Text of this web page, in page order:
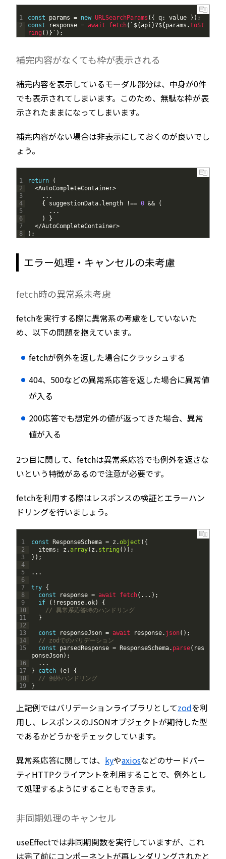
1
2
const params = new URLSearchParams ( { q: value } ) ;
const
response = await fetch( ` ${api}?${ params .toSt
ring ( ) } ` ) ;
補完内容がなくても枠が表示される
補完内容を表示しているモーダル部分は、中身が0件
でも表示されてしまいます。このため、無駄な枠が表
示されたままになってしまいます。
補完内容がない場合は非表示にしておくのが良いでし
ょう。
1
2
3
4
5
6
7
8
return
(
<AutoCompleteContainer>
. . .
{
suggestionData. length !== 0 &&
(
. . .
)
}
</AutoCompleteContainer>
) ;
エラー処理・キャンセルの未考慮
fetch時の異常系未考慮
fetchを実行する際に異常系の考慮をしていないた
め、以下の問題を抱えています。
fetchが例外を返した場合にクラッシュする
404、500などの異常系応答を返した場合に異常値
が入る
200応答でも想定外の値が返ってきた場合、異常
値が入る
2つ目に関して、fetchは異常系応答でも例外を返さな
いという特徴があるので注意が必要です。
fetchを利用する際はレスポンスの検証とエラーハン
ドリングを行いましょう。
1
2
3
4
5
6
7
8
9
10
11
12
13
14
15
16
17
18
19
const ResponseSchema = z .object ( {
items : z .array( z . string ( ) ) ;
} ) ;
. . .
try {
const
response = await fetch( . . . ) ;
if
( ! response.ok)
{
// 異常系応答時のハンドリング
}
const responseJson = await response. json( ) ;
// zodでのバリデーション
const
parsedResponse = ResponseSchema. parse( res
ponseJson) ;
. . .
}
catch (e)
{
// 例外ハンドリング
}
上記例ではバリデーションライブラリとしてzodを利
用し、レスポンスのJSONオブジェクトが期待した型
であるかどうかをチェックしています。
異常系応答に関しては、 kyやaxiosなどのサードパー
ティHTTPクライアントを利用することで、例外とし
て処理するようにすることもできます。
非同期処理のキャンセル
useEffectでは非同期関数を実行していますが、これ
は完了前にコンポーネントが再レンダリングされたと